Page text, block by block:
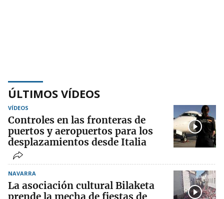
ÚLTIMOS VÍDEOS
VÍDEOS
Controles en las fronteras de
puertos y aeropuertos para los
desplazamientos desde Italia
NAVARRA
La asociación cultural Bilaketa